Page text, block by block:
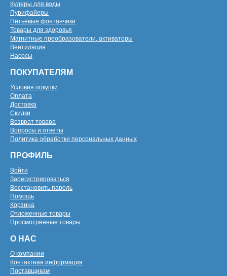
Кулеры для воды
Пурифайеры
Питьевые фонтанчики
Товары для здоровья
Магнитные преобразователи, активаторы
Вентиляция
Насосы
ПОКУПАТЕЛЯМ
Условия покупки
Оплата
Доставка
Скидки
Возврат товара
Вопросы и ответы
Политика обработки персональных данных
ПРОФИЛЬ
Войти
Зарегистрироваться
Восстановить пароль
Помощь
Корзина
Отложенные товары
Просмотренные товары
О НАС
О компании
Контактная информация
Поставщикам